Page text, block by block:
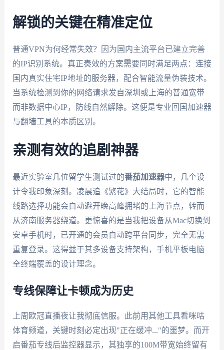
解锁的关键在精准定位
普通VPN为何经常失效？因为国内主流平台已建立完善
的IP识别系统。真正奏效的方案需要同时满足两点：连接
国内真实住宅IP地址的服务器，配合智能流量伪装技术。
当系统检测到你的网络请求发自深圳或上海的普通宽带
而非数据中心IP，防线自然解除。这便是专业回国加速器
与翻墙工具的本质区别。
亲测有效的追剧神器
最近实验室几位留学生测试过的番茄加速器中，几个设
计令我印象深刻。凌晨追《繁花》大结局时，它的智能
线路选择功能会自动避开晚高峰拥堵的上海节点，转而
从济南服务器绕道。更惊喜的是当我把设备从Mac切换到
安卓手机时，已开通的会员自动跨平台同步，完全无需
重复登录。这得益于其多设备支持架构，手机平板电脑
全终端覆盖的设计理念。
专线保障让卡顿成为历史
上周欧冠直播夜让我彻底信服。此前用其他工具看咪咕
体育频道，关键时刻必定出现"正在缓冲..."的噩梦。而开
启番茄专线后监控器显示，其独享的100M带宽始终留有